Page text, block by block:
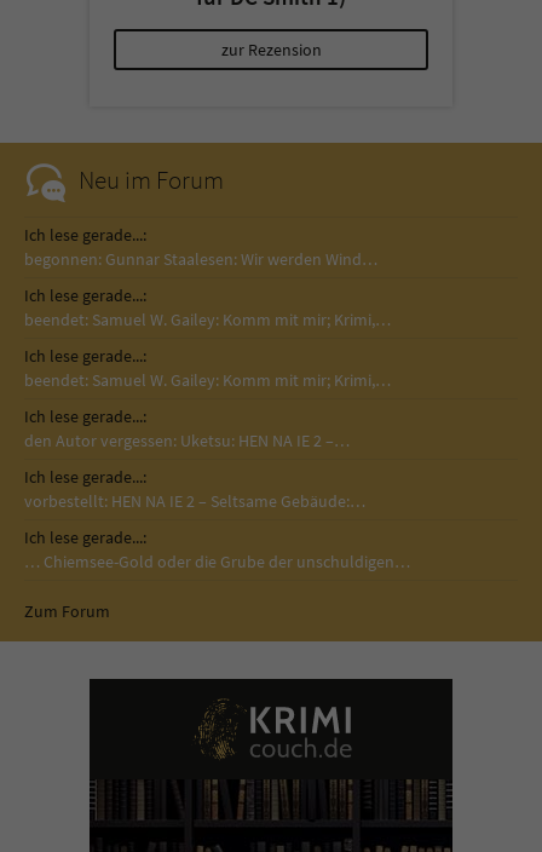
zur Rezension
Neu im Forum
Ich lese gerade...:
begonnen: Gunnar Staalesen: Wir werden Wind…
Ich lese gerade...:
beendet: Samuel W. Gailey: Komm mit mir; Krimi,…
Ich lese gerade...:
beendet: Samuel W. Gailey: Komm mit mir; Krimi,…
Ich lese gerade...:
den Autor vergessen: Uketsu: HEN NA IE 2 –…
Ich lese gerade...:
vorbestellt: HEN NA IE 2 – Seltsame Gebäude:…
Ich lese gerade...:
… Chiemsee-Gold oder die Grube der unschuldigen…
Zum Forum